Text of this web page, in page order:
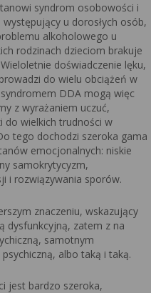
syndrom osobowości i
u dorosłych osób,
alkoholowego u
rodzinach dzieciom brakuje
doświadczenie lęku,
do wielu obciążeń w
DDA mogą więc
z wyrażaniem uczuć,
do wielkich trudności w
tego dochodzi szeroka gama
emocjonalnych: niskie
samokrytycyzm,
i rozwiązywania sporów.
znaczeniu, wskazujący
dysfunkcyjną, zatem z na
samotnym
albo taką i taką.
jest bardzo szeroka,